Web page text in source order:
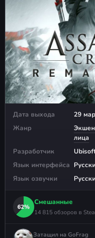
Дата выхода
29
Жанр
лица
Разработчик
Язык интерфейса
Язык озвучки
62%
Смешанные
14 815 обзоров в
Затащил на GoFrag